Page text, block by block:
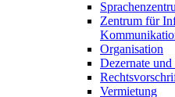
Zentrum für
Organisation
Dezernate und
Vermietung